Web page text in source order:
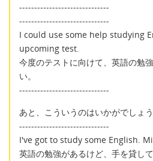
------------------------------
------------------------------
I could use some help studying
upcoming test.
今度のテストに向けて、英語の勉
い。
------------------------------
あと、こういうのはいかがでしょう
------------------------------
I've got to study some English.
英語の勉強があるけど、手を貸し